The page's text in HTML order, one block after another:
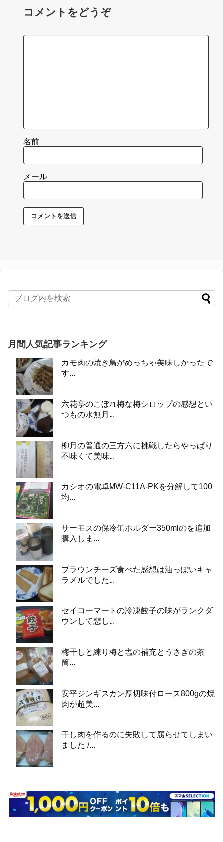
コメントをどうぞ
名前
メール
月間人気記事ランキング
カモ肉の焼き鳥がめっちゃ美味しかったで
す...
六花亭のこぼれ梅な梅シロップの感想とい
つもの水無月...
柳月の普通の三方六に挑戦したらやっぱり
不味くて美味...
カシオの電卓MW-C11A-PKを分解して100
均...
サーモスの保冷缶ホルダー350mlのを追加
購入しま...
ブラウンチーズ食べた感想は油っぽいキャ
ラメルでした...
セイコーマートの冷凍餃子の味がランクダ
ウンして悲し...
梅干しと練り梅と塩の補充とうさぎの茶
筒...
安平ジンギスカン厚切味付ロース800gの焼
肉が超美...
干し肉を作るのに失敗して腐らせてしまい
ました /...